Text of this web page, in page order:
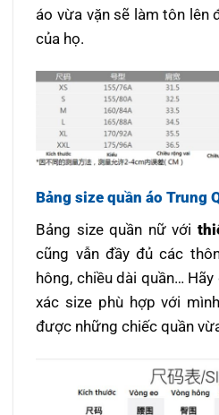
áo vừa vặn sẽ làm tôn lên
của họ.
Bảng size quần áo Trung
Bảng size quần nữ với
cũng vẫn đầy đủ các
hông, chiều dài quần…
xác size phù hợp với
được những chiếc quần